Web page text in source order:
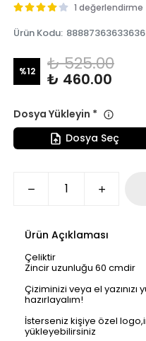
1 değerlendirme
Ürün Kodu:
%12 ₺ 525.00
₺ 460.00
Dosya Yükleyin *
Dosya Seç
Ürün Açıklaması
Çeliktir
Zincir uzunluğu 60 cmdir
Çiziminizi veya el yazınızı
hazırlayalım!
İsterseniz kişiye özel
yükleyebilirsiniz